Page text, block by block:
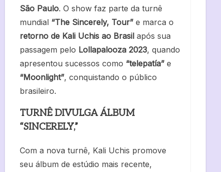
São Paulo. O show faz parte da turnê
mundial “The Sincerely, Tour” e marca o
retorno de Kali Uchis ao Brasil após sua
passagem pelo Lollapalooza 2023, quando
apresentou sucessos como “telepatía” e
“Moonlight”, conquistando o público
brasileiro.
TURNÊ DIVULGA ÁLBUM
“SINCERELY,”
Com a nova turnê, Kali Uchis promove
seu álbum de estúdio mais recente,